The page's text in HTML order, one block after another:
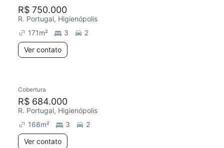
R$ 750.000
R. Portugal, Higienópolis
171m² 3
2
Ver contato
Redecorar
Cobertura
R$ 684.000
R. Portugal, Higienópolis
168m² 3
2
Ver contato